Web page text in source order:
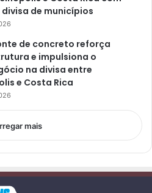
de municípios
de concreto reforça
e impulsiona o
na divisa entre
e Costa Rica
mais